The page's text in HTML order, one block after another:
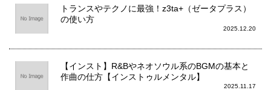
トランスやテクノに最強！z3ta+（ゼータプラス）
の使い方
2025.12.20
【インスト】R&Bやネオソウル系のBGMの基本と
作曲の仕方【インストゥルメンタル】
2025.11.17